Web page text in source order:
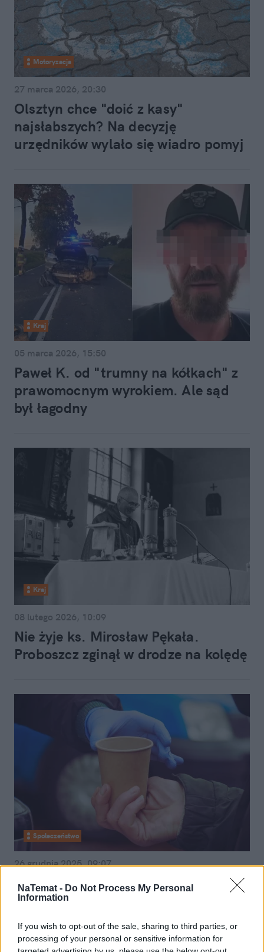
NaTemat - Do Not Process My Personal
Information
If you wish to opt-out of the sale, sharing to third parties, or
processing of your personal or sensitive information for
Motoryzacja
27 marca 2026, 20:30
Olsztyn chce "doić z kasy"
najsłabszych? Na decyzję
urzędników wylało się wiadro pomyj
Kraj
05 marca 2026, 15:50
Paweł K. od "trumny na kółkach" z
prawomocnym wyrokiem. Ale sąd
był łagodny
Kraj
08 lutego 2026, 10:09
Nie żyje ks. Mirosław Pękała.
Proboszcz zginął w drodze na kolędę
Społeczeństwo
26 grudnia 2025, 09:07
Pomagają potrzebującym i... sobie.
"Odkąd to robię, inaczej